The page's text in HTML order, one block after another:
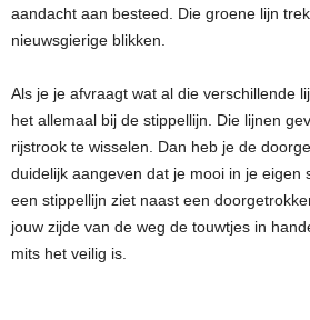
aandacht aan besteed. Die groene lijn
nieuwsgierige blikken.
Als je je afvraagt wat al die verschillende
het allemaal bij de stippellijn. Die lijnen
rijstrook te wisselen. Dan heb je de
duidelijk aangeven dat je mooi in je eigen
een stippellijn ziet naast een
jouw zijde van de weg de touwtjes in
mits het veilig is.